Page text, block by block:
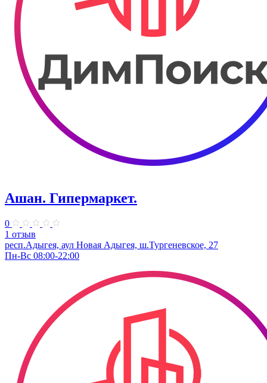
Ашан. Гипермаркет.
0
1 отзыв
респ.Адыгея, аул Новая Адыгея, ш.Тургеневское, 27
Пн-Вс 08:00-22:00